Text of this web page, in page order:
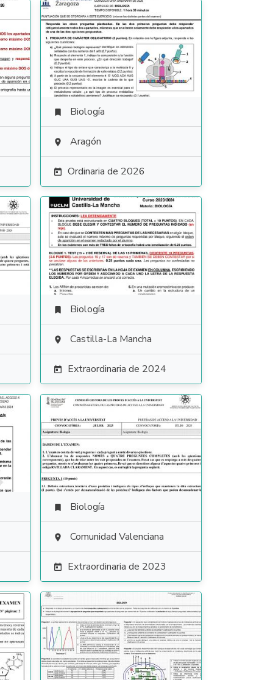
 Biología
 Aragón
 Ordinaria de 2026
 Biología
 Castilla-La Mancha
 Extraordinaria de 2024
 Biología
 Comunidad Valenciana
 Extraordinaria de 2023